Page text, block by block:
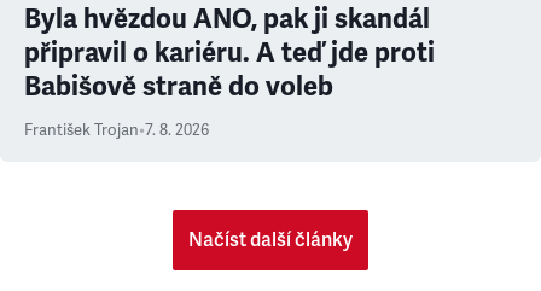
Byla hvězdou ANO, pak ji skandál
připravil o kariéru. A teď jde proti
Babišově straně do voleb
František Trojan•7. 8. 2026
Načíst další články